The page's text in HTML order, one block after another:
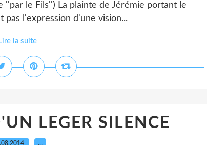
''par le Fils'') La plainte de Jérémie portant le
pas l'expression d'une vision...
Lire la suite
LEGER SILENCE
…